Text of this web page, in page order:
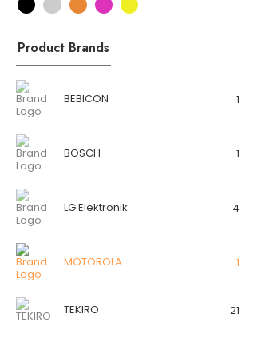
Product Brands
BEBICON 1
BOSCH 1
LG Elektronik 4
MOTOROLA 1
TEKIRO 21